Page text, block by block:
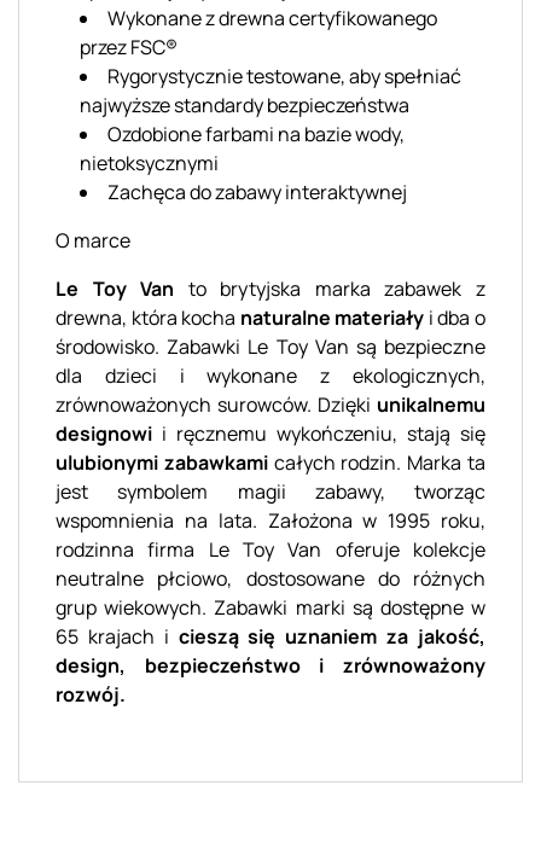
Wykonane z drewna certyfikowanego
przez FSC®
Rygorystycznie testowane, aby spełniać
najwyższe standardy bezpieczeństwa
Ozdobione farbami na bazie wody,
nietoksycznymi
Zachęca do zabawy interaktywnej
O marce
Le Toy Van to brytyjska marka zabawek z
drewna, która kocha naturalne materiały i dba o
środowisko. Zabawki Le Toy Van są bezpieczne
dla dzieci i wykonane z ekologicznych,
zrównoważonych surowców. Dzięki unikalnemu
designowi i ręcznemu wykończeniu, stają się
ulubionymi zabawkamicałych rodzin. Marka ta
jest symbolem magii zabawy, tworząc
wspomnienia na lata. Założona w 1995 roku,
rodzinna firma Le Toy Van oferuje kolekcje
neutralne płciowo, dostosowane do różnych
grup wiekowych. Zabawki marki są dostępne w
65 krajach i cieszą się uznaniem za jakość,
design, bezpieczeństwo i zrównoważony
rozwój.